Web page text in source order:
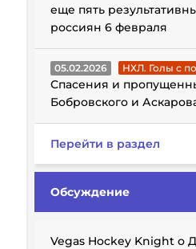
еще пять
россиян 6 февраля
05.02.2026 НХЛ. Голы с
Спасения и
Бобровского и
Перейти в раздел
Обсуждение
Vegas Hockey Knight о